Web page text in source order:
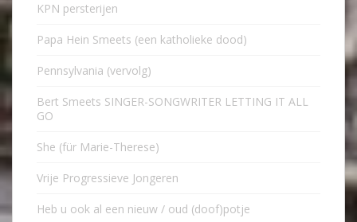
KPN persterijen
Papa Hein Smeets (een katholieke dood)
Pennsylvania (vervolg)
Bert Smeets SINGER-SONGWRITER LETTING IT ALL
GO
She (für Marie-Therese)
Vrije Progressieve Jongeren
Heb u ook al een nieuw / oud (doof)potje